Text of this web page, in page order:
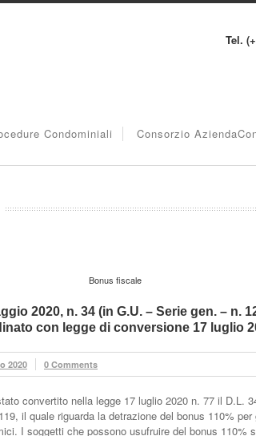
Tel.
Condominiali Consorzio
Bonus fiscale
2020, n. 34 (in G.U. – Serie gen. – n.
con legge di conversione 17 luglio
2020 0 Comments
convertito nella legge 17 luglio 2020 n. 77 il D.L.
il quale riguarda la detrazione del bonus 110%
I soggetti che possono usufruire del bonus 110%